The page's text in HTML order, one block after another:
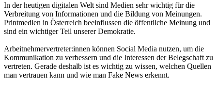
In der heutigen digitalen Welt sind Medien sehr wichtig für die
Verbreitung von Informationen und die Bildung von Meinungen.
Printmedien in Österreich beeinflussen die öffentliche Meinung und
sind ein wichtiger Teil unserer Demokratie.
Arbeitnehmervertreter:innen können Social Media nutzen, um die
Kommunikation zu verbessern und die Interessen der Belegschaft zu
vertreten. Gerade deshalb ist es wichtig zu wissen, welchen Quellen
man vertrauen kann und wie man Fake News erkennt.